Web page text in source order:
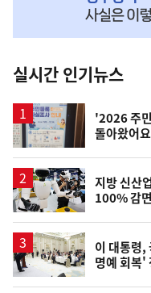
뉴
스
실시간 인기뉴스
'2026 주
돌아왔어
지방 신산
100% 감
이 대통령,
명예 회복'